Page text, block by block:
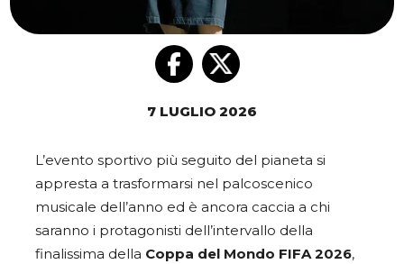
7 LUGLIO 2026
L’evento sportivo più seguito del pianeta si
appresta a trasformarsi nel palcoscenico
musicale dell’anno ed è ancora caccia a chi
saranno i protagonisti dell’intervallo della
finalissima della Coppa del Mondo FIFA 2026,